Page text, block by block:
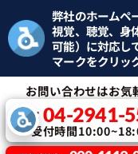
弊社のホームペ
視覚、聴覚、身
可能）に対応し
マークをクリッ
お問い合わせはお気
TEL：04-2941-
受付時間